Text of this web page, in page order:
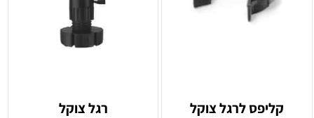
קליפס לרגל צוקל רגל צוקל